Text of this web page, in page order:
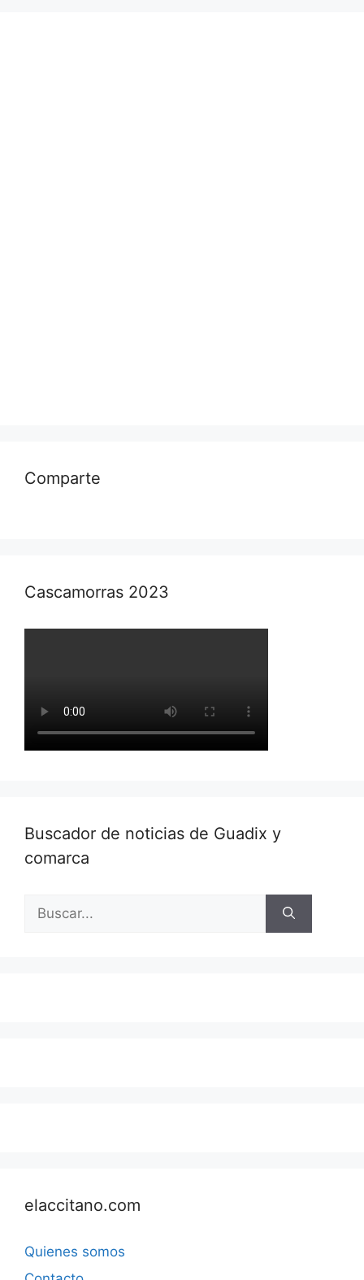
Comparte
Cascamorras 2023
Buscador de noticias de Guadix y
comarca
elaccitano.com
Quienes somos